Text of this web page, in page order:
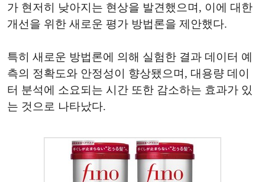
가 현저히 낮아지는 현상을 발견했으며, 이에 대한
개선을 위한 새로운 평가 방법론을 제안했다.
특히 새로운 방법론에 의해 실험한 결과 데이터 예
측의 정확도와 안정성이 향상됐으며, 대용량 데이
터 분석에 소요되는 시간 또한 감소하는 효과가 있
는 것으로 나타났다.